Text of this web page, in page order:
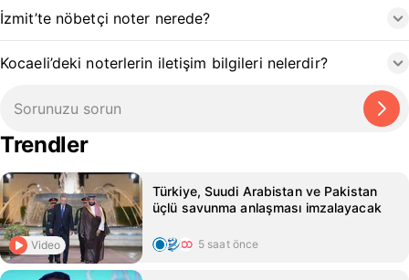
İzmit’te nöbetçi noter nerede?
Kocaeli’deki noterlerin iletişim bilgileri nelerdir?
Trendler
Video
Türkiye, Suudi Arabistan ve Pakistan
üçlü savunma anlaşması imzalayacak
5 saat önce